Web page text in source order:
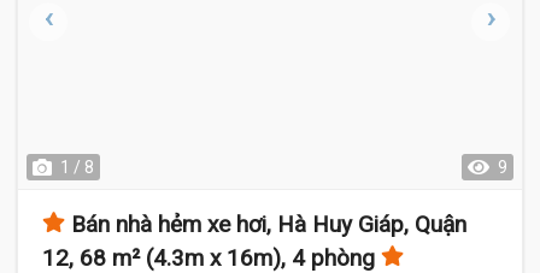
1 / 8 9
Bán nhà hẻm xe hơi, Hà Huy Giáp, Quận
12, 68 m² (4.3m x 16m), 4 phòng